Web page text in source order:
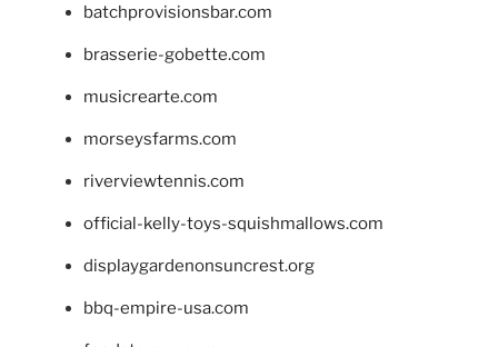
batchprovisionsbar.com
brasserie-gobette.com
musicrearte.com
morseysfarms.com
riverviewtennis.com
official-kelly-toys-squishmallows.com
displaygardenonsuncrest.org
bbq-empire-usa.com